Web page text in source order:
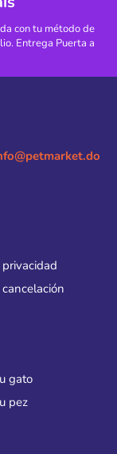
con tu método de
Entrega Puerta a
gato
pez